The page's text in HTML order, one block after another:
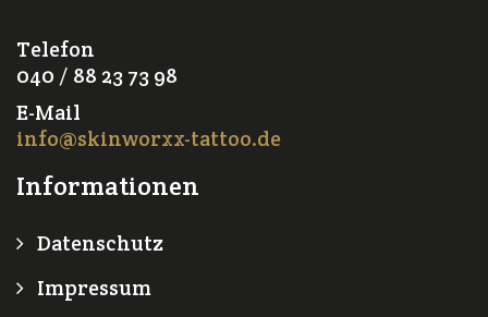
Telefon
040 / 88 23 73 98
E-Mail
info@skinworxx-tattoo.de
Informationen
Datenschutz
Impressum